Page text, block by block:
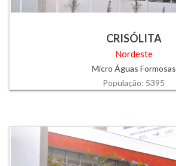
CRISÓLITA
Nordeste
Micro Águas Formosas
População: 5395